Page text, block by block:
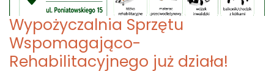
Wypożyczalnia Sprzętu
Wspomagająco-
Rehabilitacyjnego już działa!